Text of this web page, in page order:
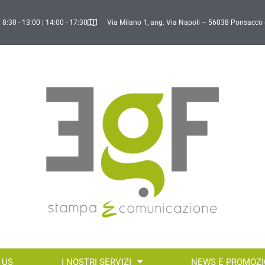
8:30 - 13:00 | 14:00 - 17:30 Via Milano 1, ang. Via Napoli – 56038 Ponsacco
I NOSTRI SERVIZI NEWS E